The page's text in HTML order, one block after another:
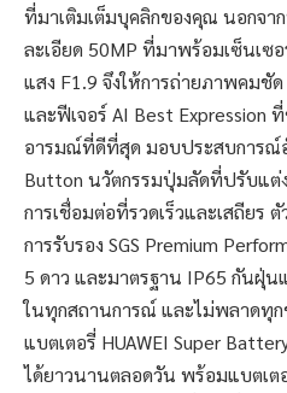
ที่มาเติมเต็มบุคลิกของคุณ นอกจา
ละเอียด 50MP ที่มาพร้อมเซ็นเซ
แสง F1.9 จึงให้การถ่ายภาพคมชั
และฟีเจอร์ AI Best Expression
อารมณ์ที่ดีที่สุด มอบประสบการณ์
Button นวัตกรรมปุ่มลัดที่ปรับแต่ง
การเชื่อมต่อที่รวดเร็วและเสถียร
การรับรอง SGS Premium
5 ดาว และมาตรฐาน IP65 กันฝุ่น
ในทุกสถานการณ์ และไม่พลาดทุก
แบตเตอรี่ HUAWEI Super
ได้ยาวนานตลอดวัน พร้อมแบตเต